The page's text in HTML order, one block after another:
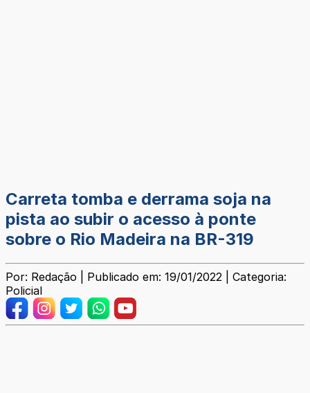
Carreta tomba e derrama soja na
pista ao subir o acesso à ponte
sobre o Rio Madeira na BR-319
Por: Redação | Publicado em: 19/01/2022 | Categoria:
Policial